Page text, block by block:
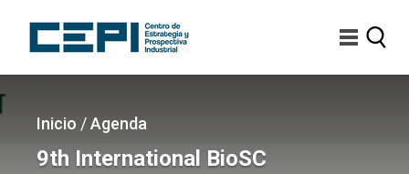
contenido
principal
Sobrescribir
enlaces
Inicio /Agenda
9th International BioSC